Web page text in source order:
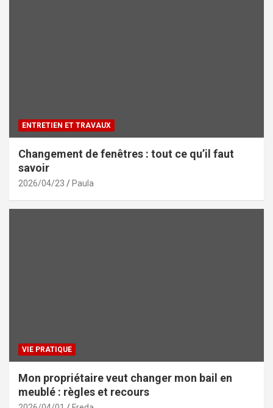
ENTRETIEN ET TRAVAUX
Changement de fenêtres : tout ce qu’il faut
savoir
2026/04/23 Paula
VIE PRATIQUE
Mon propriétaire veut changer mon bail en
meublé : règles et recours